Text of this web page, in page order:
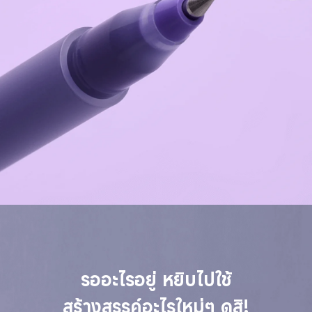
รออะไรอยู่ หยิบไปใช้
สร้างสรรค์อะไรใหม่ๆ ดูสิ!